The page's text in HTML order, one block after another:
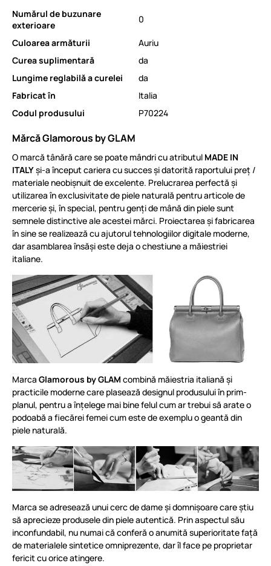
Numărul de buzunare
exterioare
0
Culoarea armăturii
Auriu
Curea suplimentară
da
Lungime reglabilă a curelei
da
Fabricat în
Italia
Codul produsului
P70224
Mărcă Glamorous by GLAM
O marcă tânără care se poate mândri cu atributul MADE IN
ITALYși-a început cariera cu succes și datorită raportului preț /
materiale neobișnuit de excelente. Prelucrarea perfectă și
utilizarea în exclusivitate de piele naturală pentru articole de
mercerie și, în special, pentru genți de mână din piele sunt
semnele distinctive ale acestei mărci. Proiectarea și fabricarea
în sine se realizează cu ajutorul tehnologiilor digitale moderne,
dar asamblarea însăși este deja o chestiune a măiestriei
italiane.
Marca Glamorous by GLAM combină măiestria italiană și
practicile moderne care plasează designul produsului în prim-
planul, pentru a înțelege mai bine felul cum ar trebui să arate o
podoabă a fiecărei femei cum este de exemplu o geantă din
piele naturală.
Marca se adresează unui cerc de dame și domnișoare care știu
să aprecieze produsele din piele autentică. Prin aspectul său
inconfundabil, nu numai că conferă o anumită superioritate față
de materialele sintetice omniprezente, dar îl face pe proprietar
fericit cu orice atingere.